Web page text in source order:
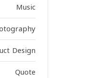
Music
Design
Quote